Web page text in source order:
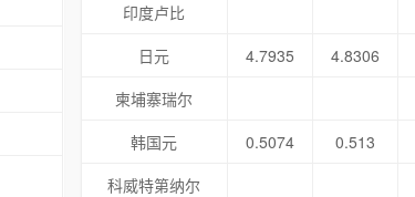
印度卢比
日元
4.7935 4.8306
柬埔寨瑞尔
韩国元
0.5074 0.513
科威特第纳尔